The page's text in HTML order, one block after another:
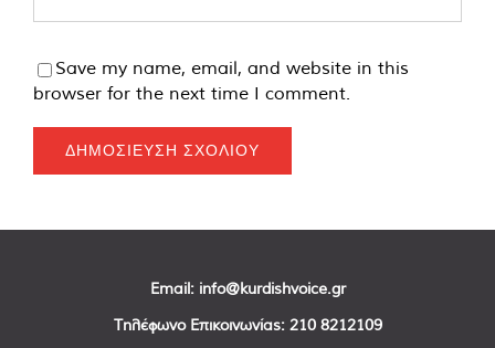
Save my name, email, and website in this
browser for the next time I comment.
Email: info@kurdishvoice.gr
Τηλέφωνο Επικοινωνίας: 210 8212109